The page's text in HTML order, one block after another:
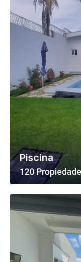
Piscina
120
Ver Todas Las